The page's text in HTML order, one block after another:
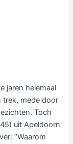
jaren helemaal
trek, mede door
Toch
uit Apeldoorn
“Waarom